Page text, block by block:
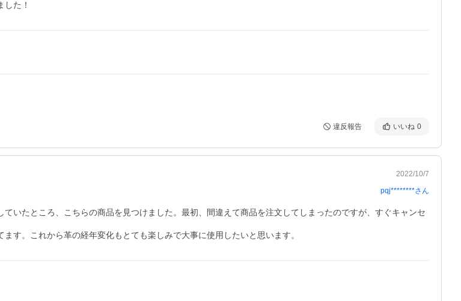
た！
違反報告 いいね 0
2022/10/7
pqj********さん
いたところ、こちらの商品を見つけました。最初、間違えて商品を注文してしまったのですが、すぐキャンセ
す。これから革の経年変化もとても楽しみで大事に使用したいと思います。